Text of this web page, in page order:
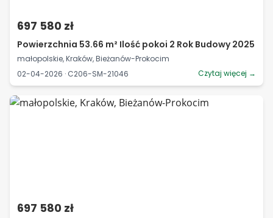
697 580 zł
Powierzchnia 53.66 m² Ilość pokoi 2 Rok Budowy 2025
małopolskie, Kraków, Bieżanów-Prokocim
02-04-2026 · C206-SM-21046
Czytaj więcej →
697 580 zł